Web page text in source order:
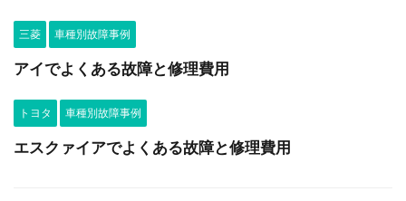
三菱 車種別故障事例
アイでよくある故障と修理費用
トヨタ 車種別故障事例
エスクァイアでよくある故障と修理費用